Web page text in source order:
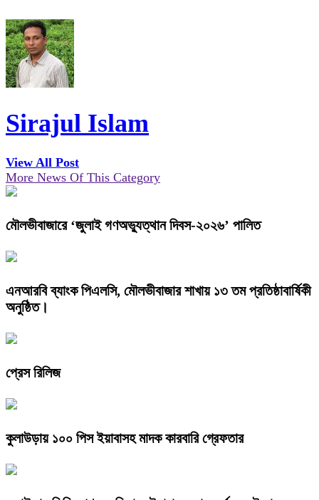
Sirajul Islam
View All Post
More News Of This Category
মৌলভীবাজারে ‘জুলাই গণঅভ্যুত্থান দিবস-২০২৬’ পালিত
এনআরবি ব্যাংক পিএলসি, মৌলভীবাজার শাখায় ১৩ তম প্রতিষ্ঠাবার্ষিকী
অনুষ্ঠিত।
প্রেস রিলিজ
কুলাউড়ায় ১০০ পিস ইয়াবাসহ মাদক কারবারি গ্রেফতার